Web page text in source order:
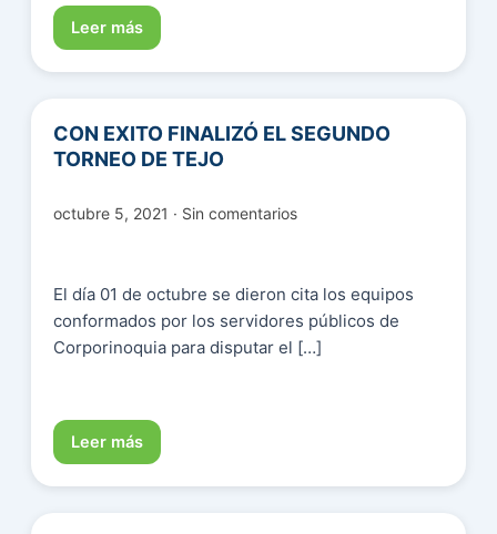
Leer más
CON EXITO FINALIZÓ EL SEGUNDO
TORNEO DE TEJO
octubre 5, 2021 · Sin comentarios
El día 01 de octubre se dieron cita los equipos
conformados por los servidores públicos de
Corporinoquia para disputar el […]
Leer más